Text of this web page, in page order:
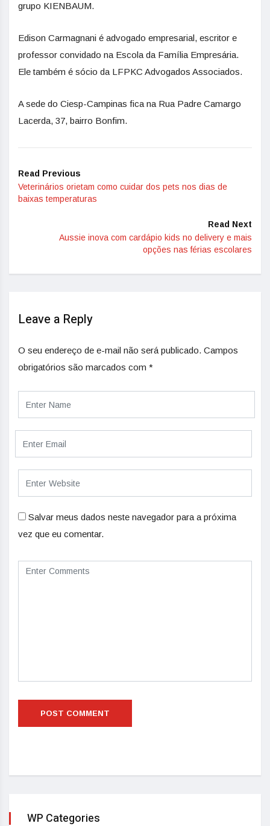
grupo KIENBAUM.
Edison Carmagnani é advogado empresarial, escritor e
professor convidado na Escola da Família Empresária.
Ele também é sócio da LFPKC Advogados Associados.
A sede do Ciesp-Campinas fica na Rua Padre Camargo
Lacerda, 37, bairro Bonfim.
Read Previous
Veterinários orietam como cuidar dos pets nos dias de
baixas temperaturas
Read Next
Aussie inova com cardápio kids no delivery e mais
opções nas férias escolares
Leave a Reply
O seu endereço de e-mail não será publicado. Campos
obrigatórios são marcados com *
Salvar meus dados neste navegador para a próxima
vez que eu comentar.
WP Categories